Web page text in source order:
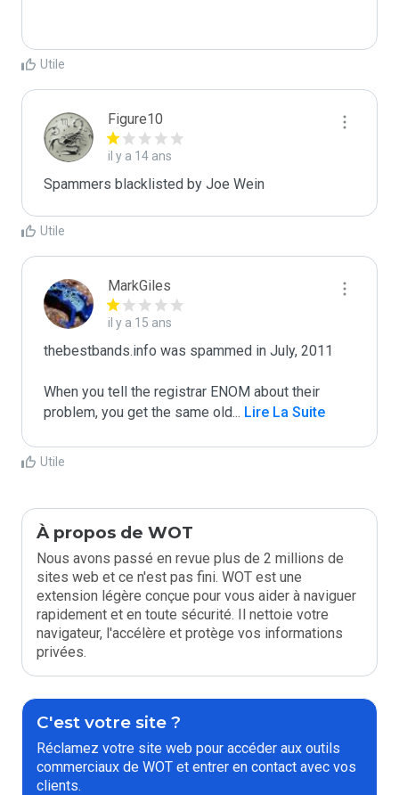
Utile
Figure10
il y a 14 ans
Spammers blacklisted by Joe Wein
Utile
MarkGiles
il y a 15 ans
thebestbands.info was spammed in July, 2011
When you tell the registrar ENOM about their
problem, you get the same old... Lire La Suite
Utile
À propos de WOT
Nous avons passé en revue plus de 2 millions de
sites web et ce n'est pas fini. WOT est une
extension légère conçue pour vous aider à naviguer
rapidement et en toute sécurité. Il nettoie votre
navigateur, l'accélère et protège vos informations
privées.
C'est votre site ?
Réclamez votre site web pour accéder aux outils
commerciaux de WOT et entrer en contact avec vos
clients.